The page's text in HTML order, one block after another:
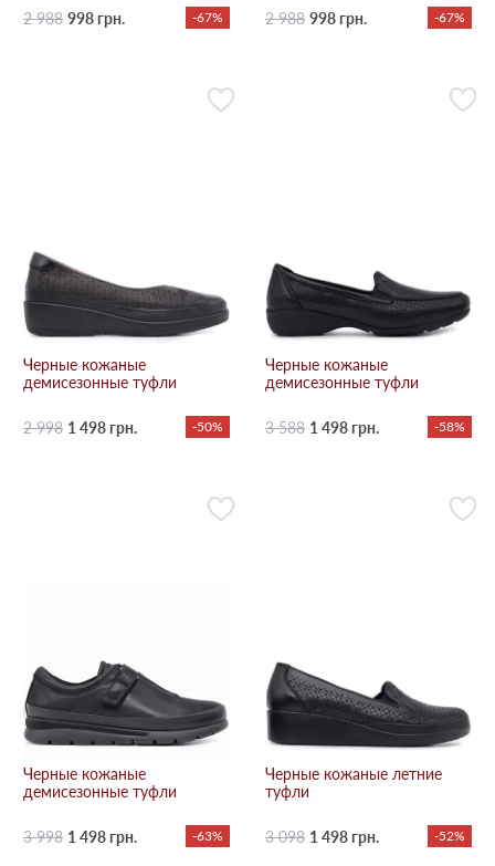
2 988 998 грн. -67% 2 988 998 грн. -67%
Черные кожаные
демисезонные туфли
2 998 1 498 грн. -50%
Черные кожаные
демисезонные туфли
3 588 1 498 грн. -58%
Черные кожаные
демисезонные туфли
3 998 1 498 грн. -63%
Черные кожаные летние
туфли
3 098 1 498 грн. -52%